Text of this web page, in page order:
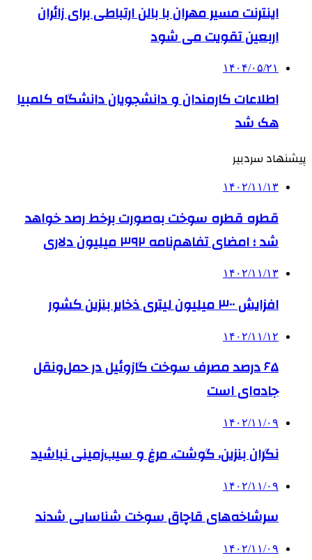
اینترنت مسیر مهران با بالن ارتباطی برای زائران
اربعین تقویت می شود
۱۴۰۴/۰۵/۲۱
اطلاعات کارمندان و دانشجویان دانشگاه کلمبیا
هک شد
پیشنهاد سردبیر
۱۴۰۲/۱۱/۱۳
قطره قطره سوخت به‌صورت برخط رصد خواهد
شد ؛ امضای تفاهم‌نامه ۳۹۲ میلیون دلاری
۱۴۰۲/۱۱/۱۳
افزایش ۳۰۰ میلیون لیتری ذخایر بنزین کشور
۱۴۰۲/۱۱/۱۲
۶۵ درصد مصرف سوخت گازوئیل در حمل‌ونقل
جاده‌ای است
۱۴۰۲/۱۱/۰۹
نگران بنزین، گوشت، مرغ و سیب‌زمینی نباشید
۱۴۰۲/۱۱/۰۹
سرشاخه‌های قاچاق سوخت شناسایی شدند
۱۴۰۲/۱۱/۰۹